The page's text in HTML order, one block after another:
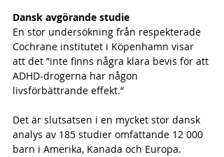
Dansk avgörande studie
En stor undersökning från respekterade
Cochrane institutet i Köpenhamn visar
att det ”inte finns några klara bevis för att
ADHD-drogerna har någon
livsförbättrande effekt.”
Det är slutsatsen i en mycket stor dansk
analys av 185 studier omfattande 12 000
barn i Amerika, Kanada och Europa.